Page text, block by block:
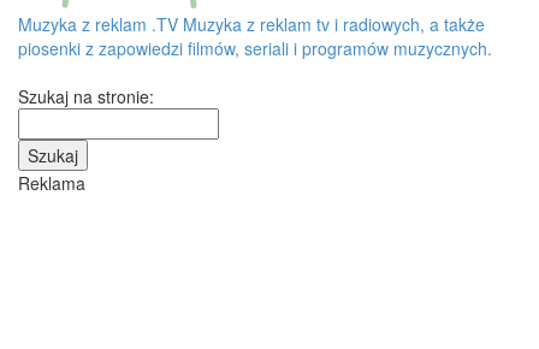
Muzyka z reklam .TV Muzyka z reklam tv i radiowych, a także
piosenki z zapowiedzi filmów, seriali i programów muzycznych.
Szukaj na stronie:
Reklama